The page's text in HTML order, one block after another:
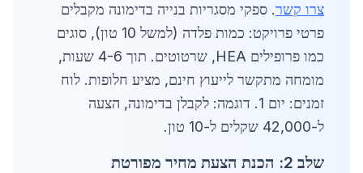
צרו קשר. ספקי מסגריות בנייה בדימונה מקבלים
פרטי פרויקט: כמות פלדה (למשל 10 טון), סוגים
כמו פרופילים HEA, שרטוטים. תוך 4-6 שעות,
מומחה מתקשר לייעוץ חינם, מציע חלופות. לוח
זמנים: יום 1. דוגמה: לקבלן בדימונה, הצעה
ל-42,000 שקלים ל-10 טון.
שלב 2: הכנת הצעת מחיר מפורטת